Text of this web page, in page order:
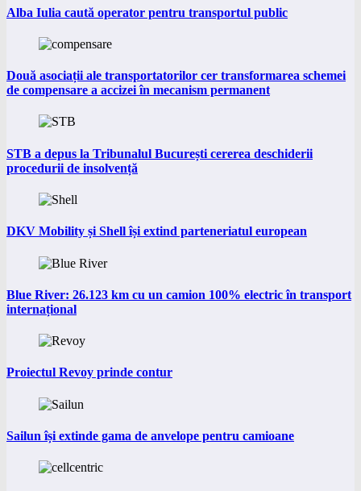
Alba Iulia caută operator pentru transportul public
Două asociații ale transportatorilor cer transformarea schemei
de compensare a accizei în mecanism permanent
STB a depus la Tribunalul București cererea deschiderii
procedurii de insolvență
DKV Mobility și Shell își extind parteneriatul european
Blue River: 26.123 km cu un camion 100% electric în transport
internațional
Proiectul Revoy prinde contur
Sailun își extinde gama de anvelope pentru camioane